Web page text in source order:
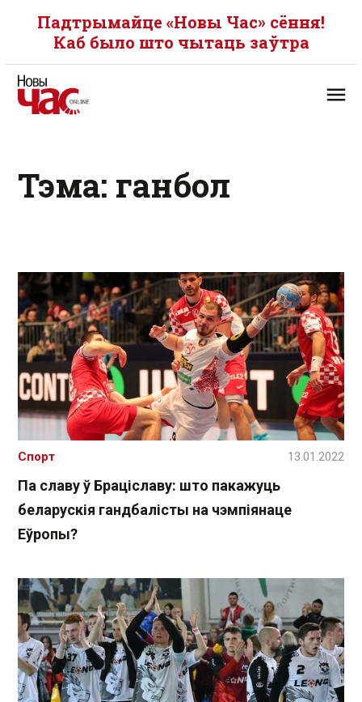
Падтрымайце «Новы Час» сёння!
Каб было што чытаць заўтра
Тэма: ганбол
Па славу ў Браціславу: што пакажуць
беларускія гандбалісты на чэмпіянаце
Еўропы?
Спорт 13.01.2022